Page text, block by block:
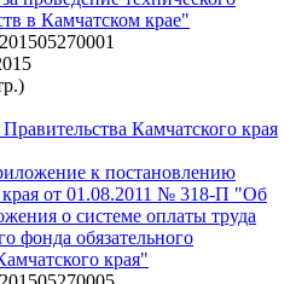
в Камчатском крае"
Камчатского края
к постановлению
края от 01.08.2011 № 318-П "Об
о системе оплаты труда
фонда обязательного
края"